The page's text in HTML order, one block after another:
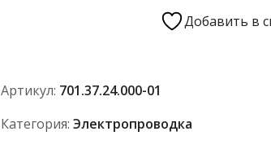
01
(24В
Добавить в
Артикул: 701.37.24.000-01
Категория: Электропроводка